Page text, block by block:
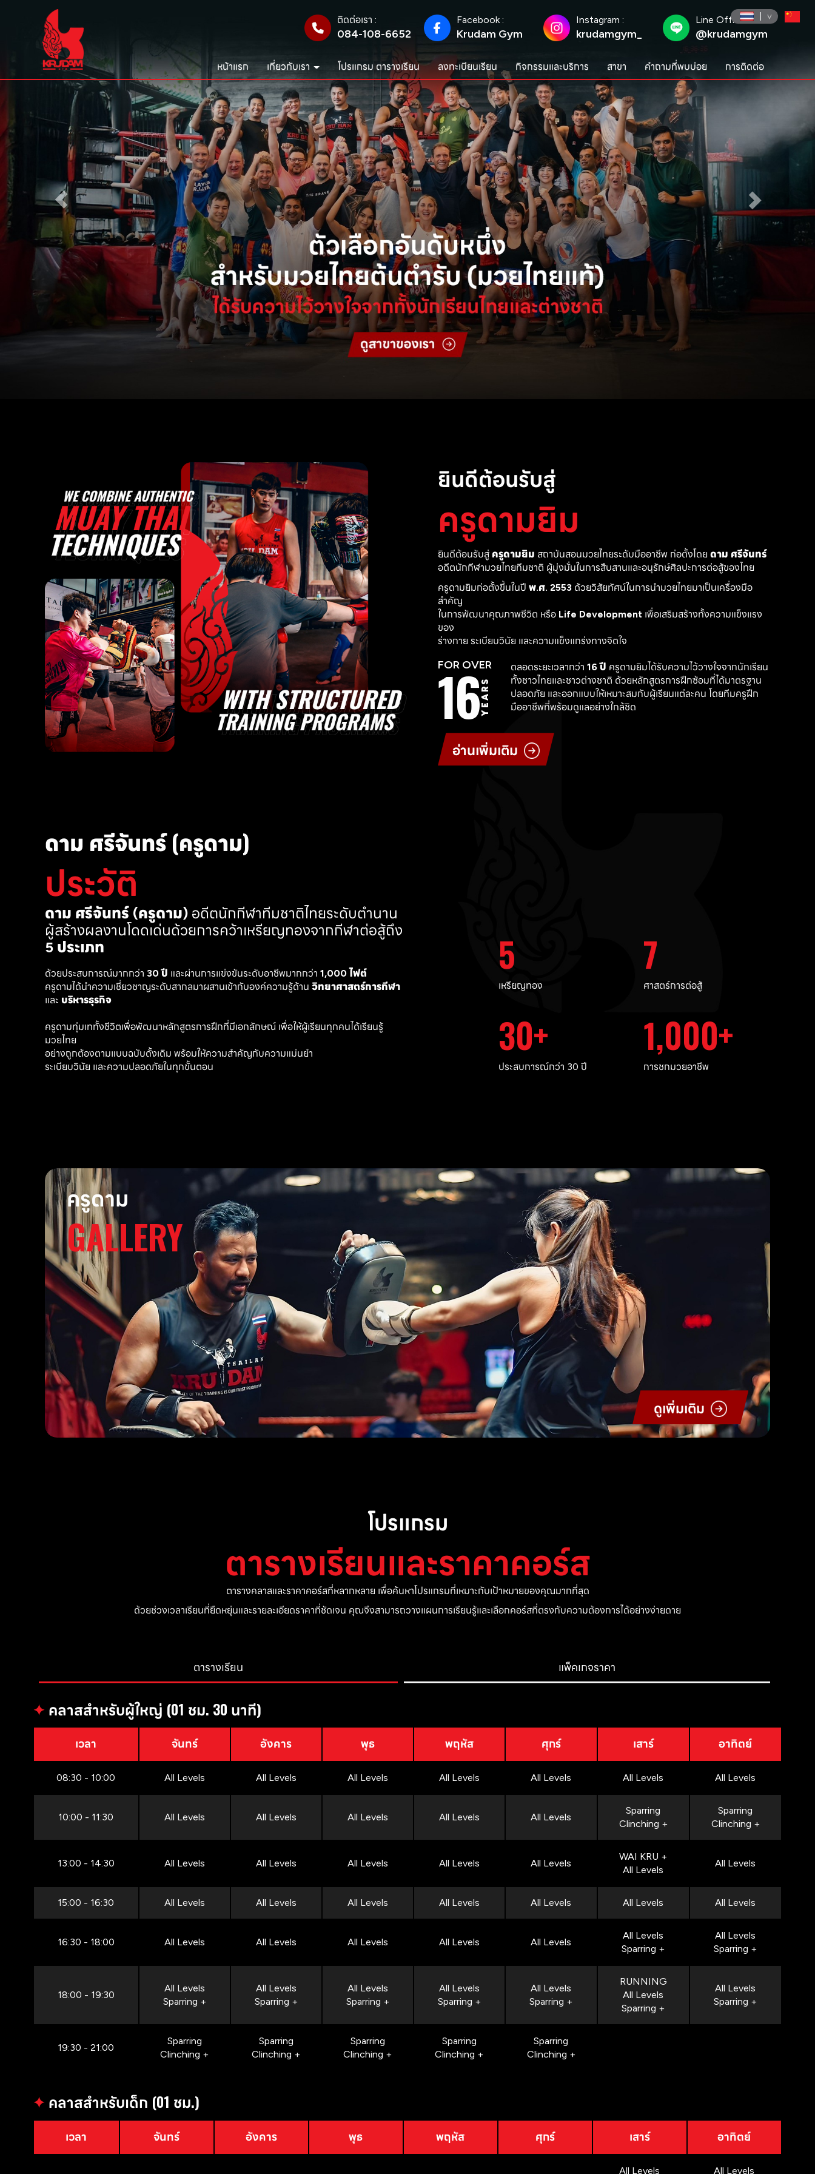
ติดต่อเรา :
084-108-6652
Facebook :
Krudam Gym
Instagram :
krudamgym_
Line Official :
@krudamgym
หน้าแรก เกี่ยวกับเรา โปรแกรม ตารางเรียน ลงทะเบียนเรียน กิจกรรมและบริการ สาขา คำถามที่พบบ่อย การติดต่อ
ยินดีต้อนรับสู่
ครูดามยิม
ยินดีต้อนรับสู่ ครูดามยิม สถาบันสอนมวยไทยระดับมืออาชีพ ก่อตั้งโดย ดาม ศรีจันทร์
อดีตนักกีฬามวยไทยทีมชาติ ผู้มุ่งมั่นในการสืบสานและอนุรักษ์ศิลปะการต่อสู้ของไทย
ครูดามยิมก่อตั้งขึ้นในปี พ.ศ. 2553 ด้วยวิสัยทัศน์ในการนำมวยไทยมาเป็นเครื่องมือ
สำคัญ
ในการพัฒนาคุณภาพชีวิต หรือ Life Development เพื่อเสริมสร้างทั้งความแข็งแรง
ของ
ร่างกาย ระเบียบวินัย และความแข็งแกร่งทางจิตใจ
FOR OVER
16YEARS
ตลอดระยะเวลากว่า 16 ปี ครูดามยิมได้รับความไว้วางใจจากนักเรียน
ทั้งชาวไทยและชาวต่างชาติ ด้วยหลักสูตรการฝึกซ้อมที่ได้มาตรฐาน
ปลอดภัย และออกแบบให้เหมาะสมกับผู้เรียนแต่ละคน โดยทีมครูฝึก
มืออาชีพที่พร้อมดูแลอย่างใกล้ชิด
อ่านเพิ่มเติม
ดาม ศรีจันทร์ (ครูดาม)
ประวัติ
ดาม ศรีจันทร์ (ครูดาม) อดีตนักกีฬาทีมชาติไทยระดับตำนาน
ผู้สร้างผลงานโดดเด่นด้วยการคว้าเหรียญทองจากกีฬาต่อสู้ถึง
5 ประเภท
ด้วยประสบการณ์มากกว่า 30 ปี และผ่านการแข่งขันระดับอาชีพมากกว่า 1,000 ไฟต์
ครูดามได้นำความเชี่ยวชาญระดับสากลมาผสานเข้ากับองค์ความรู้ด้าน วิทยาศาสตร์การกีฬา
และ บริหารธุรกิจ
ครูดามทุ่มเททั้งชีวิตเพื่อพัฒนาหลักสูตรการฝึกที่มีเอกลักษณ์ เพื่อให้ผู้เรียนทุกคนได้เรียนรู้
มวยไทย
อย่างถูกต้องตามแบบฉบับดั้งเดิม พร้อมให้ความสำคัญกับความแม่นยำ
ระเบียบวินัย และความปลอดภัยในทุกขั้นตอน
5
เหรียญทอง
7
ศาสตร์การต่อสู้
30
ประสบการณ์กว่า 30 ปี
1,000
การชกมวยอาชีพ
ครูดาม
GALLERY
ดูเพิ่มเติม
โปรแกรม
ตารางเรียนและราคาคอร์ส
ตารางคลาสและราคาคอร์สที่หลากหลาย เพื่อค้นหาโปรแกรมที่เหมาะกับเป้าหมายของคุณมากที่สุด
ด้วยช่วงเวลาเรียนที่ยืดหยุ่นและรายละเอียดราคาที่ชัดเจน คุณจึงสามารถวางแผนการเรียนรู้และเลือกคอร์สที่ตรงกับความต้องการได้อย่างง่ายดาย
ตารางเรียน แพ็คเกจราคา
✦คลาสสำหรับผู้ใหญ่ (01 ชม. 30 นาที)
เวลา จันทร์ อังคาร พุธ พฤหัส ศุกร์ เสาร์ อาทิตย์
08:30 - 10:00 All Levels All Levels All Levels All Levels All Levels All Levels All Levels
10:00 - 11:30 All Levels All Levels All Levels All Levels All Levels
Sparring
Clinching +
Sparring
Clinching +
13:00 - 14:30 All Levels All Levels All Levels All Levels All Levels
WAI KRU +
All Levels
All Levels
15:00 - 16:30 All Levels All Levels All Levels All Levels All Levels All Levels All Levels
16:30 - 18:00 All Levels All Levels All Levels All Levels All Levels
All Levels
Sparring +
All Levels
Sparring +
18:00 - 19:30
All Levels
Sparring +
All Levels
Sparring +
All Levels
Sparring +
All Levels
Sparring +
All Levels
Sparring +
RUNNING
All Levels
Sparring +
All Levels
Sparring +
19:30 - 21:00
Sparring
Clinching +
Sparring
Clinching +
Sparring
Clinching +
Sparring
Clinching +
Sparring
Clinching +
✦คลาสสำหรับเด็ก (01 ชม.)
เวลา จันทร์ อังคาร พุธ พฤหัส ศุกร์ เสาร์ อาทิตย์
All Levels All Levels